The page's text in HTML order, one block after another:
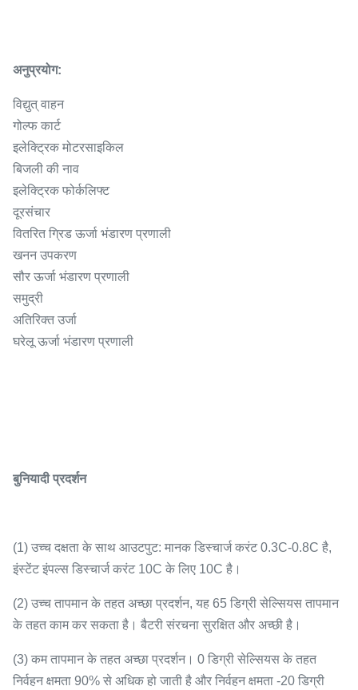
अनुप्रयोग:
विद्युत् वाहन
गोल्फ कार्ट
इलेक्ट्रिक मोटरसाइकिल
बिजली की नाव
इलेक्ट्रिक फोर्कलिफ्ट
दूरसंचार
वितरित ग्रिड ऊर्जा भंडारण प्रणाली
खनन उपकरण
सौर ऊर्जा भंडारण प्रणाली
समुद्री
अतिरिक्त उर्जा
घरेलू ऊर्जा भंडारण प्रणाली
बुनियादी प्रदर्शन
(1) उच्च दक्षता के साथ आउटपुट: मानक डिस्चार्ज करंट 0.3C-0.8C है,
इंस्टेंट इंपल्स डिस्चार्ज करंट 10C के लिए 10C है।
(2) उच्च तापमान के तहत अच्छा प्रदर्शन, यह 65 डिग्री सेल्सियस तापमान
के तहत काम कर सकता है। बैटरी संरचना सुरक्षित और अच्छी है।
(3) कम तापमान के तहत अच्छा प्रदर्शन। 0 डिग्री सेल्सियस के तहत
निर्वहन क्षमता 90% से अधिक हो जाती है और निर्वहन क्षमता -20 डिग्री